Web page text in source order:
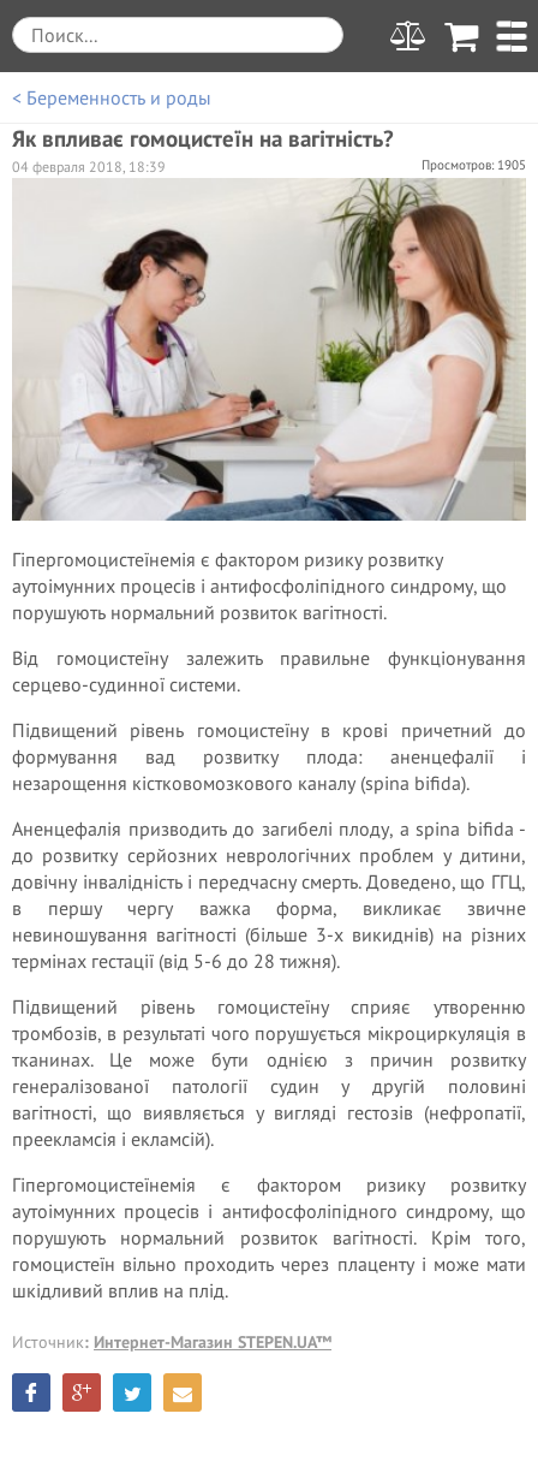
< Беременность и роды
Як впливає гомоцистеїн на вагітність?
Просмотров: 1905
04 февраля 2018, 18:39
Гіпергомоцистеїнемія є фактором ризику розвитку
аутоімунних процесів і антифосфоліпідного синдрому, що
порушують нормальний розвиток вагітності.
Від гомоцистеїну залежить правильне функціонування
серцево-судинної системи.
Підвищений рівень гомоцистеїну в крові причетний до
формування вад розвитку плода: аненцефалії і
незарощення кістковомозкового каналу (spina bifida).
Аненцефалія призводить до загибелі плоду, а spina bifida -
до розвитку серйозних неврологічних проблем у дитини,
довічну інвалідність і передчасну смерть. Доведено, що ГГЦ,
в першу чергу важка форма, викликає звичне
невиношування вагітності (більше 3-х викиднів) на різних
термінах гестації (від 5-6 до 28 тижня).
Підвищений рівень гомоцистеїну сприяє утворенню
тромбозів, в результаті чого порушується мікроциркуляція в
тканинах. Це може бути однією з причин розвитку
генералізованої патології судин у другій половині
вагітності, що виявляється у вигляді гестозів (нефропатії,
преекламсія і екламсій).
Гіпергомоцистеїнемія є фактором ризику розвитку
аутоімунних процесів і антифосфоліпідного синдрому, що
порушують нормальний розвиток вагітності. Крім того,
гомоцистеїн вільно проходить через плаценту і може мати
шкідливий вплив на плід.
Источник: Интернет-Магазин STEPEN.UA™